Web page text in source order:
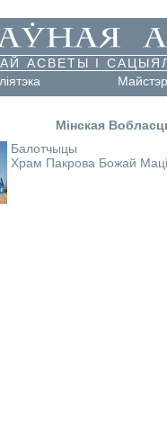
АСВЕТЫ І
Мінская
Балотчыцы
Храм Пакрова Божай Маці